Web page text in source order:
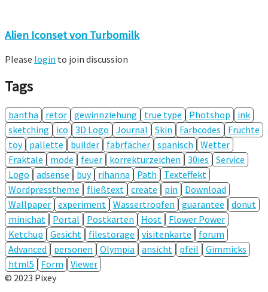
Alien Iconset von Turbomilk
Please login to join discussion
Tags
bantha retor gewinnziehung true type Photshop
ink
sketching
ico 3D Logo Journal Skin Farbcodes
Früchte
toy
pallette builder fabrfächer spanisch
Wetter
Fraktale
mode feuer korrekturzeichen 30ies
Service
Logo
adsense buy rihanna Path
Texteffekt
Wordpresstheme
fließtext create pin
Download
Wallpaper experiment Wassertropfen guarantee
donut
minichat
Portal Postkarten Host
Flower Power
Ketchup
Gesicht filestorage visitenkarte
forum
Advanced
personen Olympia ansicht pfeil
Gimmicks
html5
Form
Viewer
© 2023 Pixey